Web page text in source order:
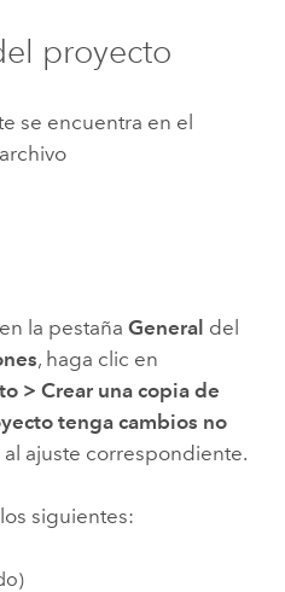
proyecto
se encuentra en el
la pestaña General del
, haga clic en
> Crear una copia de
tenga cambios no
ajuste correspondiente.
siguientes: